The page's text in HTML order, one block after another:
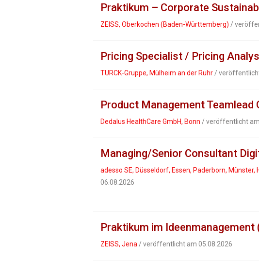
Praktikum – Corporate
ZEISS, Oberkochen (Baden-Württemberg) /
Pricing Specialist / Pricing
TURCK-Gruppe, Mülheim an der Ruhr /
Product Management Teamlead
Dedalus HealthCare GmbH, Bonn / veröffentlicht
Managing/Senior Consultant
adesso SE, Düsseldorf, Essen, Paderborn, Münster,
06.08.2026
Praktikum im
ZEISS, Jena / veröffentlicht am 05.08.2026